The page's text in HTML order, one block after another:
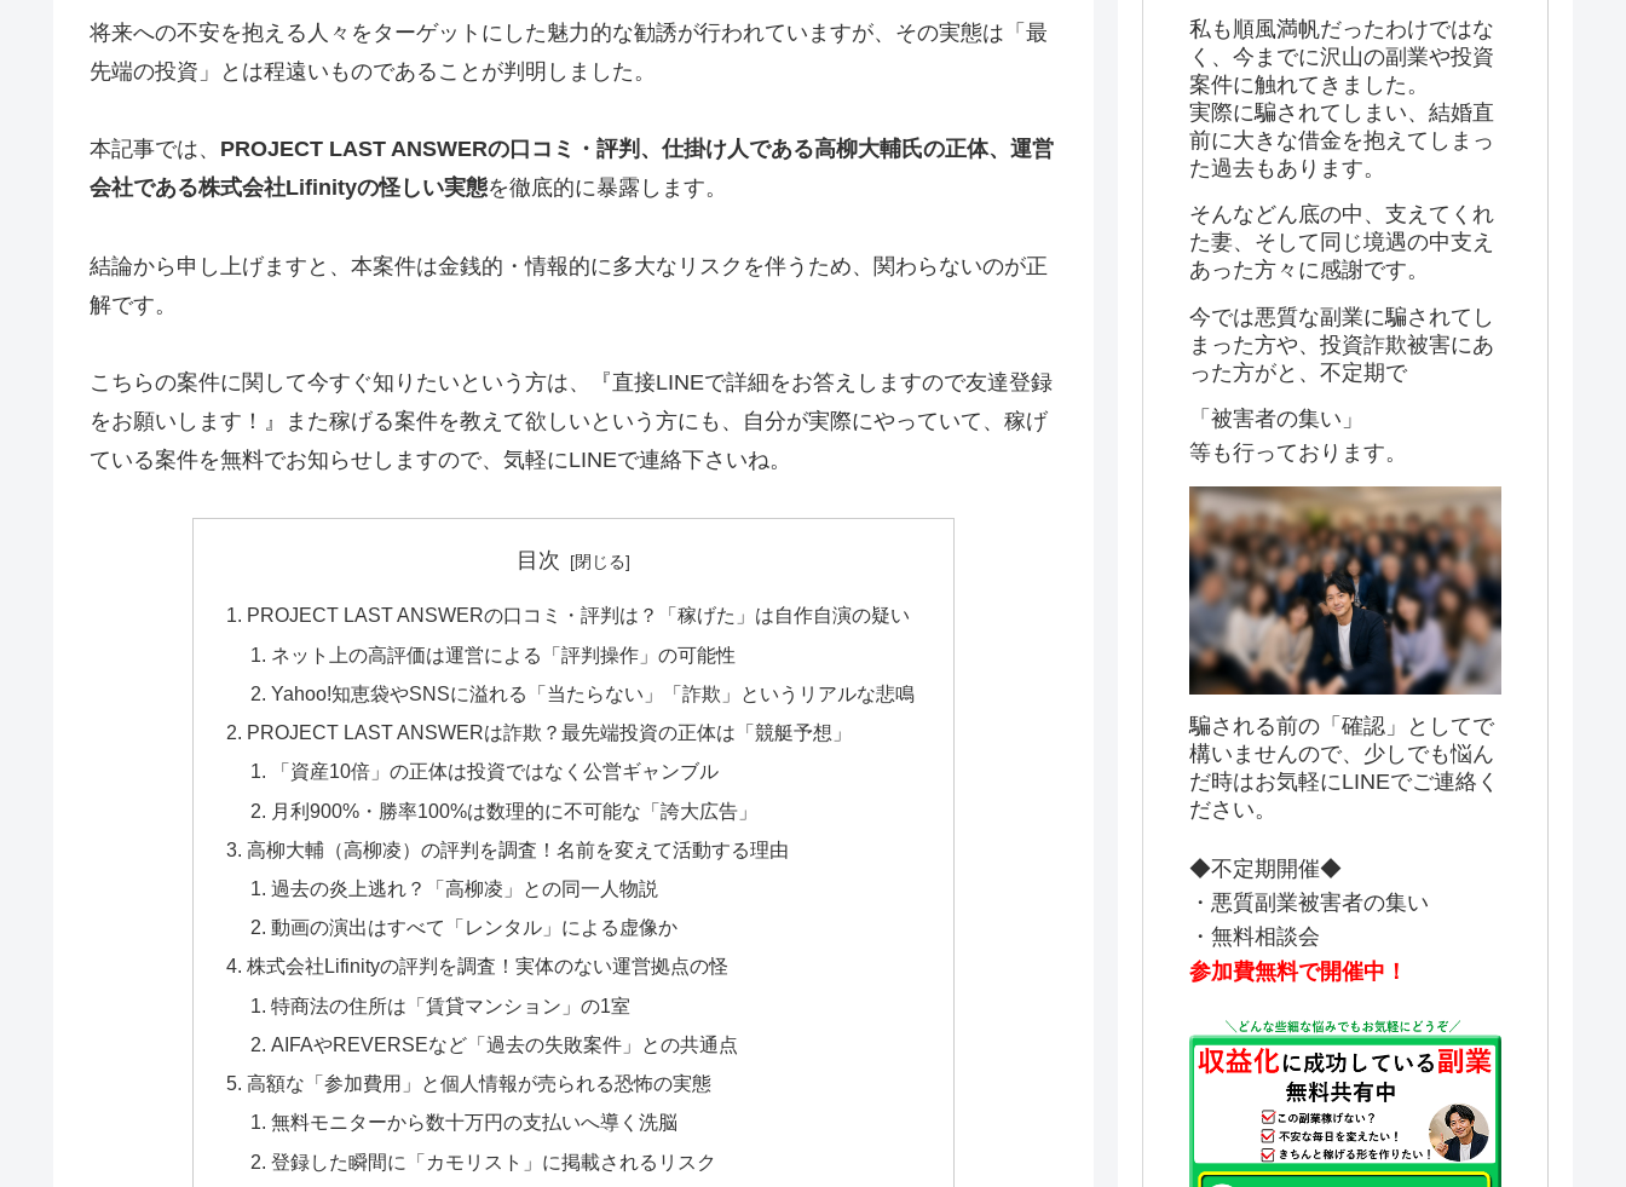
将来への不安を抱える人々をターゲットにした魅力的な勧誘が行われていますが、その実態は「最
先端の投資」とは程遠いものであることが判明しました。
本記事では、 PROJECT LAST ANSWERの口コミ・評判、仕掛け人である高柳大輔氏の正体、運営
会社である株式会社Lifinityの怪しい実態を徹底的に暴露します。
結論から申し上げますと、本案件は金銭的・情報的に多大なリスクを伴うため、関わらないのが正
解です。
こちらの案件に関して今すぐ知りたいという方は、
『直接LINEで詳細をお答えしますので友達登録
をお願いします！』
また稼げる案件を教えて欲しいという方にも、自分が実際にやっていて、稼げ
ている案件を無料でお知らせしますので、気軽にLINEで連絡下さいね。
目次
PROJECT LAST ANSWERの口コミ・評判は？「稼げた」は自作自演の疑い
ネット上の高評価は運営による「評判操作」の可能性
Yahoo!知恵袋やSNSに溢れる「当たらない」「詐欺」というリアルな悲鳴
PROJECT LAST ANSWERは詐欺？最先端投資の正体は「競艇予想」
「資産10倍」の正体は投資ではなく公営ギャンブル
月利900%・勝率100%は数理的に不可能な「誇大広告」
高柳大輔（高柳凌）の評判を調査！名前を変えて活動する理由
過去の炎上逃れ？「高柳凌」との同一人物説
動画の演出はすべて「レンタル」による虚像か
株式会社Lifinityの評判を調査！実体のない運営拠点の怪
特商法の住所は「賃貸マンション」の1室
AIFAやREVERSEなど「過去の失敗案件」との共通点
高額な「参加費用」と個人情報が売られる恐怖の実態
無料モニターから数十万円の支払いへ導く洗脳
登録した瞬間に「カモリスト」に掲載されるリスク
私も順風満帆だったわけではな
く、今までに沢山の副業や投資
案件に触れてきました。
実際に騙されてしまい、結婚直
前に大きな借金を抱えてしまっ
た過去もあります。
そんなどん底の中、支えてくれ
た妻、そして同じ境遇の中支え
あった方々に感謝です。
今では悪質な副業に騙されてし
まった方や、投資詐欺被害にあ
った方がと、不定期で
「被害者の集い」
等も行っております。
騙される前の「確認」としてで
構いませんので、少しでも悩ん
だ時はお気軽にLINEでご連絡く
ださい。
◆不定期開催◆
・悪質副業被害者の集い
・無料相談会
参加費無料で開催中！